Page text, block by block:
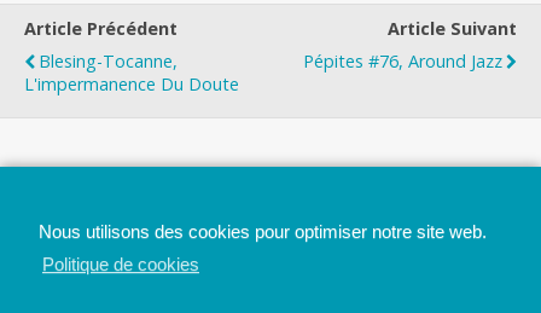
Article Précédent
Blesing-Tocanne,
L'impermanence Du Doute
Article Suivant
Pépites #76, Around Jazz
Nous utilisons des cookies pour optimiser notre site web.
Politique de cookies